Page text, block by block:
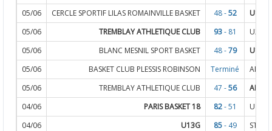
05/06
CERCLE SPORTIF LILAS ROMAINVILLE BASKET 48 -52
U11G
05/06
TREMBLAY ATHLETIQUE CLUB 93- 81
U20G
05/06
BLANC MESNIL SPORT BASKET 48 -79
U11F
05/06
BASKET CLUB PLESSIS ROBINSON Terminé
05/06
TREMBLAY ATHLETIQUE CLUB 47 -56
04/06
PARIS BASKET 18 82- 51
U13F
04/06
U13G 85- 49